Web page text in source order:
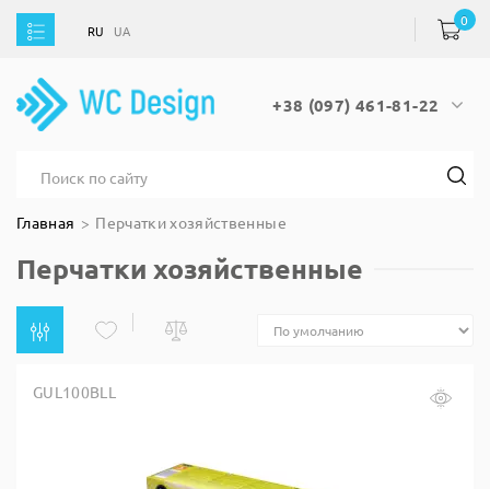
UA
+38 (097) 461-81-22
RU UA
0
Главная Перчатки хозяйственные
Перчатки хозяйственные
GUL100BLL